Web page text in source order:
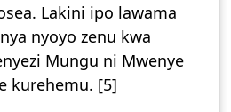
Lakini ipo lawama
nyoyo zenu kwa
Mungu ni Mwenye
kurehemu. [5]